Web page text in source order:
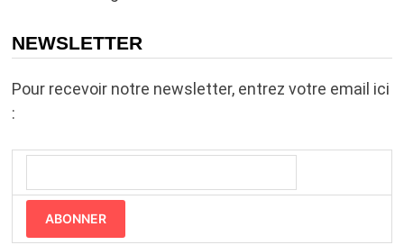
NEWSLETTER
Pour recevoir notre newsletter, entrez votre email ici
:
ABONNER